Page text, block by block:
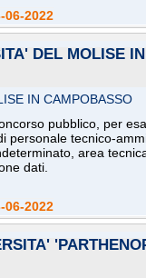
06-2022
DEL MOLISE IN
IN CAMPOBASSO
pubblico, per
personale tecnico-
area
dati.
06-2022